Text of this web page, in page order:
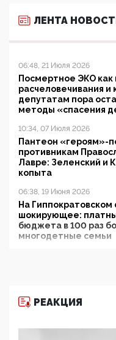
ЛЕНТА
06:48, 21 Июля 2026
Посмертное ЭКО как
расчеловечивания и
депутатам пора
методы «спасения
10:34, 07 Июля 2026
Пантеон «героям»-
противникам
Лавре: Зеленский и
копыта
06:38, 19 Июня 2026
На Гиппократовском
шокирующее:
бюджета в 100 раз
многодетные семьи
11:53, 09 Июня 2026
деятельность ИИТО
РЕАКЦИЯ